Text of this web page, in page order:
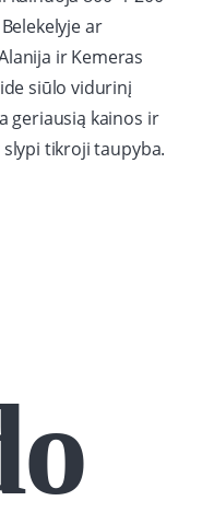
ar
ir Kemeras
siūlo vidurinį
geriausią kainos ir
slypi tikroji taupyba.